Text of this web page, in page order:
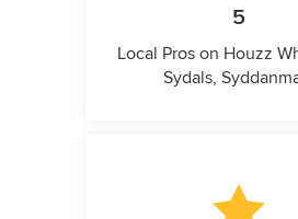
5
Local Pros on Houzz
Sydals,